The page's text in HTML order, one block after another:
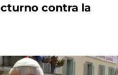
contra la